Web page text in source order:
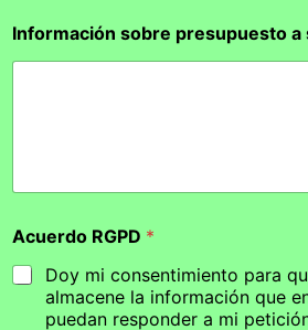
Información sobre presupuesto a
Acuerdo RGPD *
Doy mi consentimiento para
almacene la información que
puedan responder a mi